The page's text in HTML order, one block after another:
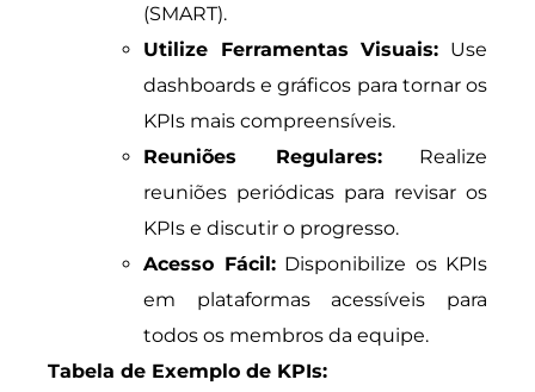
(SMART).
Utilize Ferramentas Visuais: Use
dashboards e gráficos para tornar os
KPIs mais compreensíveis.
Reuniões Regulares:Realize
reuniões periódicas para revisar os
KPIs e discutir o progresso.
Acesso Fácil:Disponibilize os KPIs
em plataformas acessíveis para
todos os membros da equipe.
Tabela de Exemplo de KPIs: